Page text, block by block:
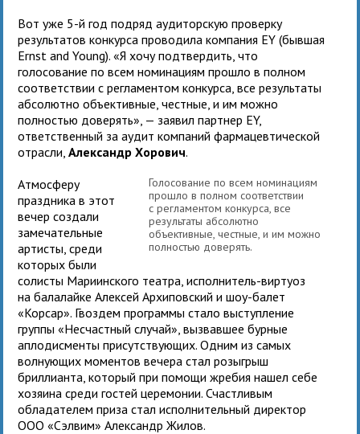
Вот уже 5-й год подряд аудиторскую проверку
результатов конкурса проводила компания EY (бывшая
Ernst and Young). «Я хочу подтвердить, что
голосование по всем номинациям прошло в полном
соответствии с регламентом конкурса, все результаты
абсолютно объективные, честные, и им можно
полностью доверять», — заявил партнер EY,
ответственный за аудит компаний фармацевтической
отрасли,Александр Хорович.
Голосование по всем номинациям
прошло в полном соответствии
с регламентом конкурса, все
результаты абсолютно
объективные, честные, и им можно
полностью доверять.
Атмосферу
праздника в этот
вечер создали
замечательные
артисты, среди
которых были
солисты Мариинского театра, исполнитель-виртуоз
на балалайке Алексей Архиповский и шоу-балет
«Корсар». Гвоздем программы стало выступление
группы «Несчастный случай», вызвавшее бурные
аплодисменты присутствующих. Одним из самых
волнующих моментов вечера стал розыгрыш
бриллианта, который при помощи жребия нашел себе
хозяина среди гостей церемонии. Счастливым
обладателем приза стал исполнительный директор
ООО «Сэлвим» Александр Жилов.